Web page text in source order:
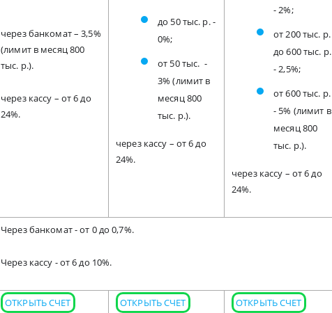
через банкомат – 3,5%
(лимит в месяц 800
тыс. р.).
через кассу – от 6 до
24%.
до 50 тыс. р. -
0%;
от 50 тыс. -
3% (лимит в
месяц 800
тыс. р.).
через кассу – от 6 до
24%.
- 2%;
от 200 тыс. р.
до 600 тыс. р.
- 2,5%;
от 600 тыс. р.
- 5% (лимит в
месяц 800
тыс. р.).
через кассу – от 6 до
24%.
Через банкомат - от 0 до 0,7%.
Через кассу - от 6 до 10%.
ОТКРЫТЬ СЧЕТ ОТКРЫТЬ СЧЕТ ОТКРЫТЬ СЧЕТ